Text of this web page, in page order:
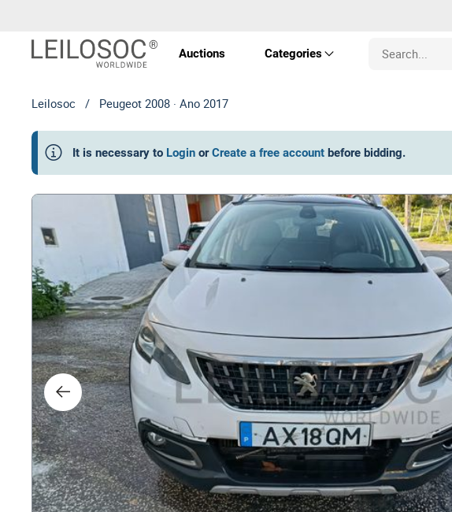
Auctions Categories
Vehicles
Equipment
Machines
Rights
Technology
Furniture and Decoration
Nautical
Leilosoc / Peugeot 2008 · Ano 2017
It is necessary to Login or Create a free account before bidding.